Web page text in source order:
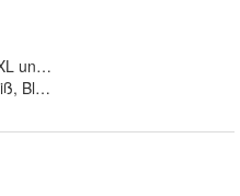
XS, S, M, L, XL und XXL